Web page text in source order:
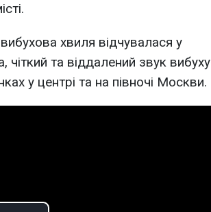
хвиля відчувалася у
чіткий та віддалений звук вибуху
у центрі та на півночі Москви.